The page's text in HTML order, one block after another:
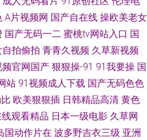
A片视频网 国产自在线 操欧美老女
国产无码一二 蜜桃tv网站入口 国
自拍偷拍 青青久视频 久草新视频
频官网国产 狠狠操-91 91我要操 国
站 91视频成人下载 国产无码色色
欧美狠狠插 日韩精品高清 黄色
观看精品 日本一级电影 久草网
国动作片在 波多野吉衣三级 亚洲